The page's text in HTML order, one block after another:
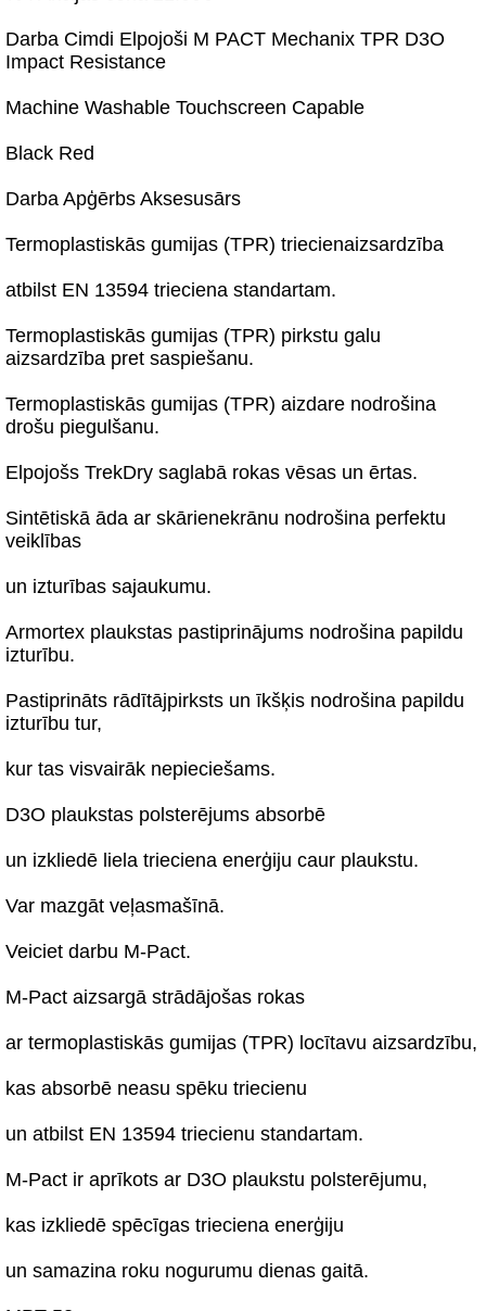
Darba Cimdi Elpojoši M PACT Mechanix TPR D3O
Impact Resistance
Machine Washable Touchscreen Capable
Black Red
Darba Apģērbs Aksesusārs
Termoplastiskās gumijas (TPR) triecienaizsardzība
atbilst EN 13594 trieciena standartam.
Termoplastiskās gumijas (TPR) pirkstu galu
aizsardzība pret saspiešanu.
Termoplastiskās gumijas (TPR) aizdare nodrošina
drošu piegulšanu.
Elpojošs TrekDry saglabā rokas vēsas un ērtas.
Sintētiskā āda ar skārienekrānu nodrošina perfektu
veiklības
un izturības sajaukumu.
Armortex plaukstas pastiprinājums nodrošina papildu
izturību.
Pastiprināts rādītājpirksts un īkšķis nodrošina papildu
izturību tur,
kur tas visvairāk nepieciešams.
D3O plaukstas polsterējums absorbē
un izkliedē liela trieciena enerģiju caur plaukstu.
Var mazgāt veļasmašīnā.
Veiciet darbu M-Pact.
M-Pact aizsargā strādājošas rokas
ar termoplastiskās gumijas (TPR) locītavu aizsardzību,
kas absorbē neasu spēku triecienu
un atbilst EN 13594 triecienu standartam.
M-Pact ir aprīkots ar D3O plaukstu polsterējumu,
kas izkliedē spēcīgas trieciena enerģiju
un samazina roku nogurumu dienas gaitā.